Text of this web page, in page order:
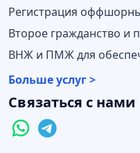
Регистрация
Второе гражданство и
ВНЖ и ПМЖ для
Больше услуг >
Связаться с нами